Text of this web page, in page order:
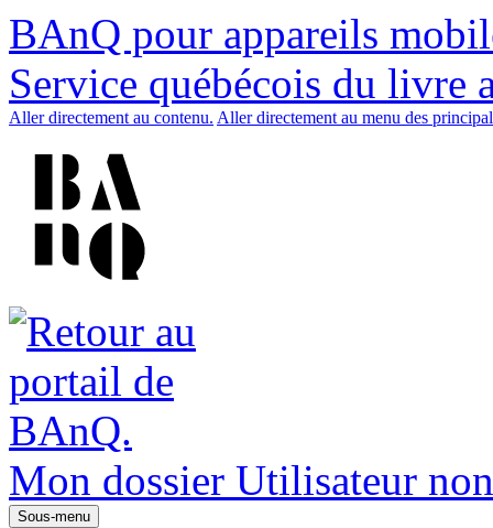
BAnQ pour appareils
Service québécois du livre
Aller directement au contenu. Aller directement au menu des
Mon dossier Utilisateur
Sous-menu